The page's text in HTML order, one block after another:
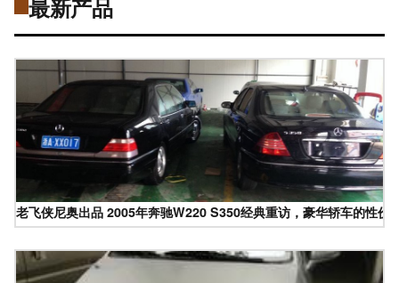
最新产品
老飞侠尼奥出品 2005年奔驰W220 S350经典重访，豪华轿车的性价